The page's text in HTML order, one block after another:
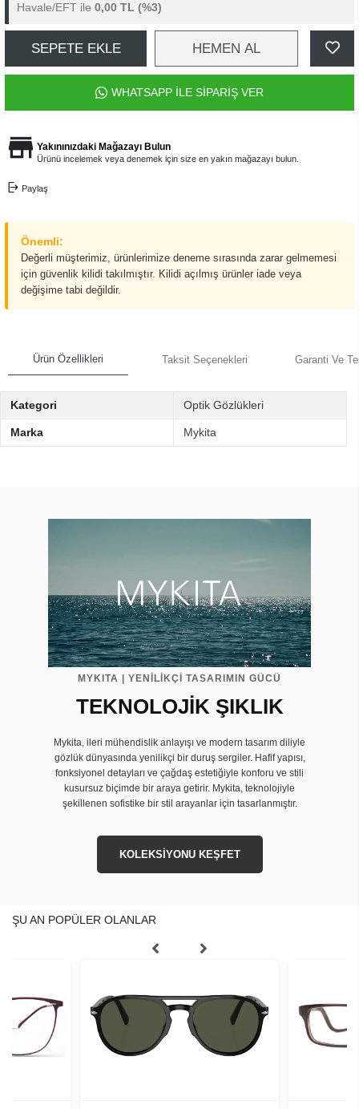
Havale/EFT ile 0,00 TL (%3)
SEPETE EKLE HEMEN AL
WHATSAPP İLE SİPARİŞ VER
Yakınınızdaki Mağazayı Bulun
Ürünü incelemek veya denemek için size en yakın mağazayı bulun.
Paylaş
Önemli:
Değerli müşterimiz, ürünlerimize deneme sırasında zarar gelmemesi
için güvenlik kilidi takılmıştır. Kilidi açılmış ürünler iade veya
değişime tabi değildir.
Ürün Özellikleri Taksit Seçenekleri Garanti Ve
Kategori Optik Gözlükleri
Marka Mykita
MYKITA | YENİLİKÇİ TASARIMIN GÜCÜ
TEKNOLOJİK ŞIKLIK
Mykita, ileri mühendislik anlayışı ve modern tasarım diliyle
gözlük dünyasında yenilikçi bir duruş sergiler. Hafif yapısı,
fonksiyonel detayları ve çağdaş estetiğiyle konforu ve stili
kusursuz biçimde bir araya getirir. Mykita, teknolojiyle
şekillenen sofistike bir stil arayanlar için tasarlanmıştır.
KOLEKSİYONU KEŞFET
ŞU AN POPÜLER OLANLAR